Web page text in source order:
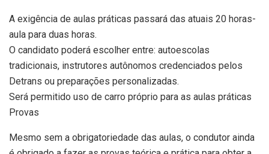
A exigência de aulas práticas passará das atuais 20 horas-
aula para duas horas.
O candidato poderá escolher entre: autoescolas
tradicionais, instrutores autônomos credenciados pelos
Detrans ou preparações personalizadas.
Será permitido uso de carro próprio para as aulas práticas
Provas
Mesmo sem a obrigatoriedade das aulas, o condutor ainda